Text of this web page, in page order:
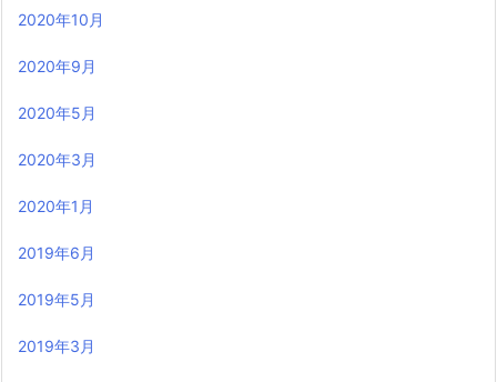
2020年10月
2020年9月
2020年5月
2020年3月
2020年1月
2019年6月
2019年5月
2019年3月